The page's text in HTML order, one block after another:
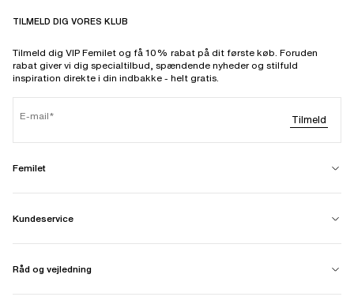
TILMELD DIG VORES KLUB
Tilmeld dig VIP Femilet og få 10% rabat på dit første køb. Foruden
rabat giver vi dig specialtilbud, spændende nyheder og stilfuld
inspiration direkte i din indbakke - helt gratis.
E-mail Tilmeld
Femilet
Kundeservice
Råd og vejledning